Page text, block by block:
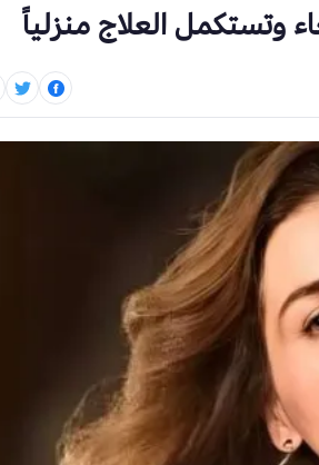
وتستكمل العلاج منزلياً